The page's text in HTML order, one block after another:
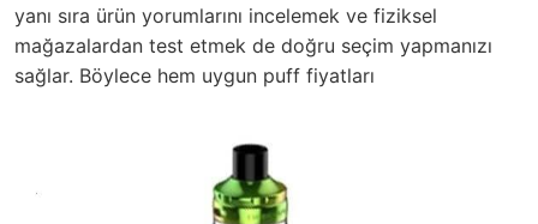
yanı sıra ürün yorumlarını incelemek ve fiziksel
mağazalardan test etmek de doğru seçim yapmanızı
sağlar. Böylece hem uygun puff fiyatları